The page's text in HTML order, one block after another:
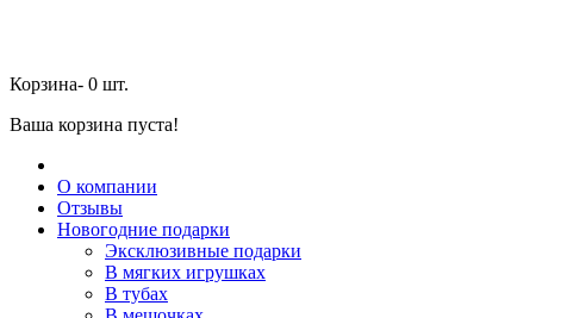
Корзина- 0 шт.
Ваша корзина пуста!
О компании
Отзывы
Новогодние подарки
Эксклюзивные подарки
В мягких игрушках
В тубах